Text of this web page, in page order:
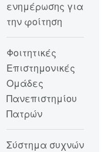
ενημέρωσης για
την φοίτηση
Φοιτητικές
Επιστημονικές
Ομάδες
Πανεπιστημίου
Πατρών
Σύστημα συχνών